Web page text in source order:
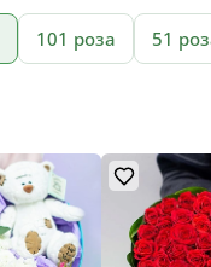
101 роза 51